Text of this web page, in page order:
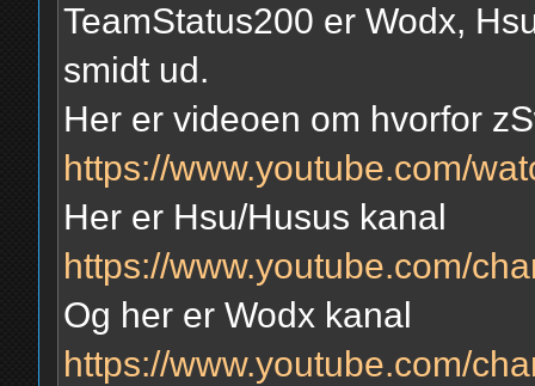
TeamStatus200 er Wodx,
smidt ud.
Her er videoen om hvorfor
https://www.youtube.com/
Her er Hsu/Husus kanal
https://www.youtube.com/
Og her er Wodx kanal
https://www.youtube.com/